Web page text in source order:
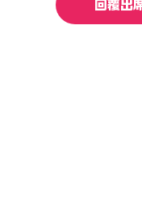
回覆出